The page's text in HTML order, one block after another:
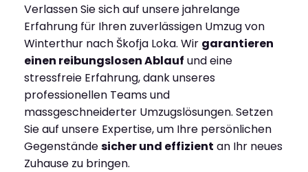
Verlassen Sie sich auf unsere jahrelange
Erfahrung für Ihren zuverlässigen Umzug von
Winterthur nach Škofja Loka. Wir garantieren
einen reibungslosen Ablauf und eine
stressfreie Erfahrung, dank unseres
professionellen Teams und
massgeschneiderter Umzugslösungen. Setzen
Sie auf unsere Expertise, um Ihre persönlichen
Gegenständesicher und effizient an Ihr neues
Zuhause zu bringen.